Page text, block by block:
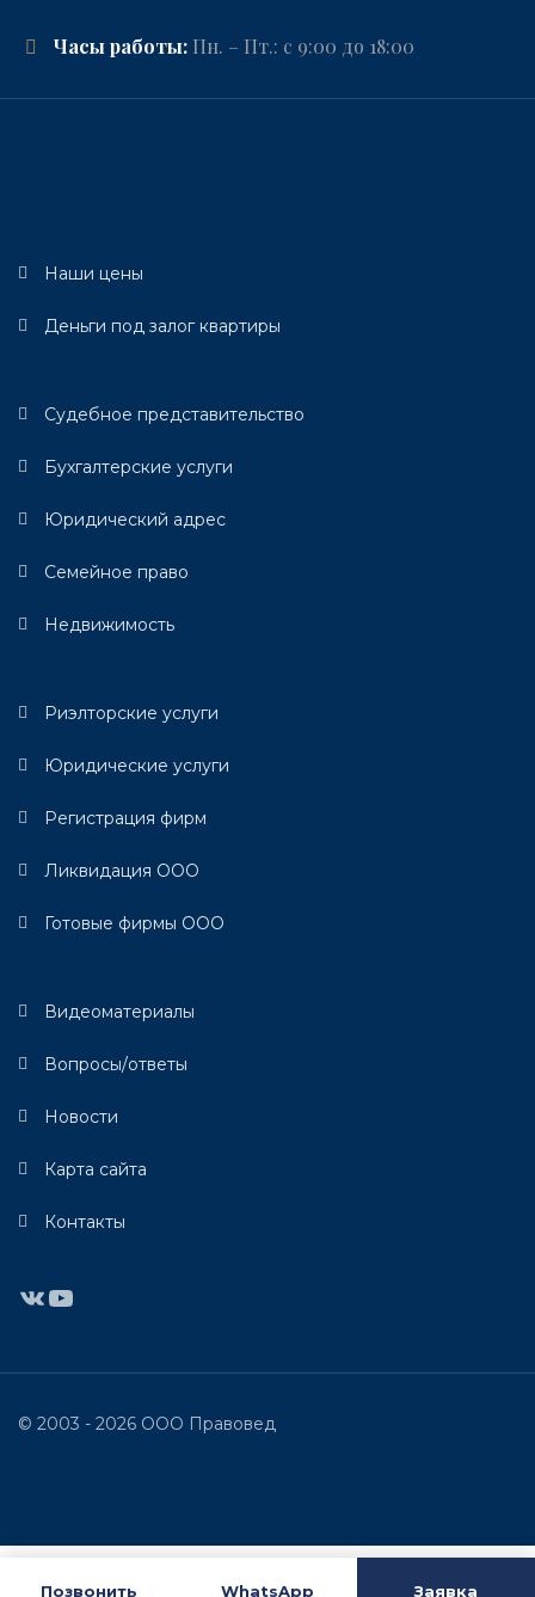
Часы работы: Пн. – Пт.: с 9:00 до 18:00
Наши цены
Деньги под залог квартиры
Судебное представительство
Бухгалтерские услуги
Юридический адрес
Семейное право
Недвижимость
Риэлторские услуги
Юридические услуги
Регистрация фирм
Ликвидация ООО
Готовые фирмы ООО
Видеоматериалы
Вопросы/ответы
Новости
Карта сайта
Контакты
ВКонтакте
YouTube
© 2003 - 2026 ООО Правовед
Позвонить WhatsApp Заявка